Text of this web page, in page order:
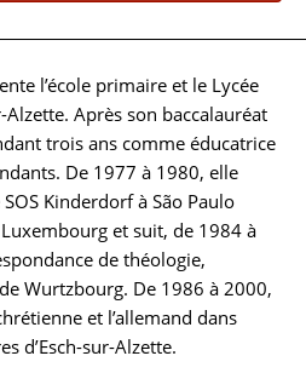
l’école primaire et le Lycée
Alzette. Après son baccalauréat
trois ans comme éducatrice
De 1977 à 1980, elle
Kinderdorf à São Paulo
et suit, de 1984 à
de théologie,
Wurtzbourg. De 1986 à 2000,
et l’allemand dans
d’Esch-sur-Alzette.